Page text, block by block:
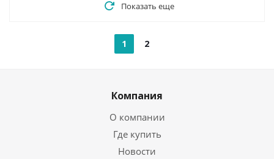
Показать еще
1 2
Компания
О компании
Где купить
Новости